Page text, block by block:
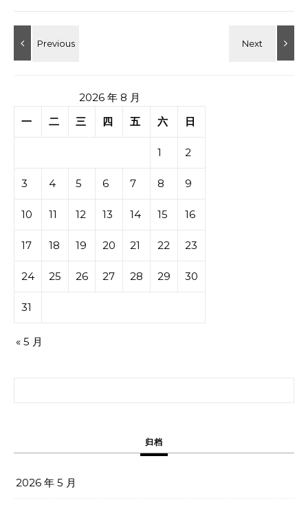
2026 年 8 月
一
二 三 四 五 六 日
1 2
3 4 5 6 7 8 9
10 11 12 13 14 15 16
17 18 19 20 21 22 23
24 25 26 27 28 29 30
31
« 5 月
归档
2026 年 5 月